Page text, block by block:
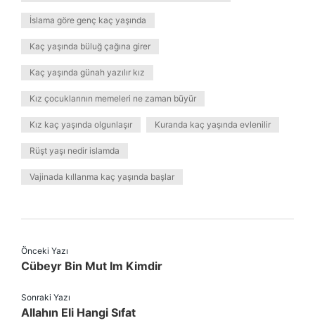
İslama göre genç kaç yaşında
Kaç yaşında büluğ çağına girer
Kaç yaşında günah yazılır kız
Kız çocuklarının memeleri ne zaman büyür
Kız kaç yaşında olgunlaşır Kuranda kaç yaşında evlenilir
Rüşt yaşı nedir islamda
Vajinada kıllanma kaç yaşında başlar
Önceki Yazı
Cübeyr Bin Mut Im Kimdir
Sonraki Yazı
Allahın Eli Hangi Sıfat